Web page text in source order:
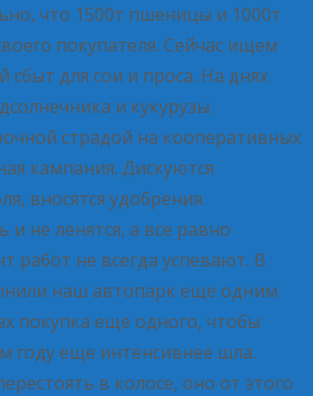
что 1500т пшеницы и 1000т
покупателя. Сейчас ищем
сбыт для сои и проса. На днях
и кукурузы.
страдой на кооперативных
кампания. Дискуются
вносятся удобрения.
не ленятся, а все равно
работ не всегда успевают. В
наш автопарк еще одним
покупка еще одного, чтобы
году еще интенсивнее шла.
в колосе, оно от этого